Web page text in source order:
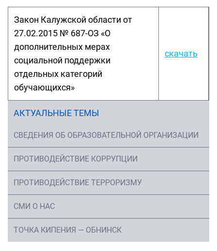
Закон Калужской области от
27.02.2015 № 687-ОЗ «О
дополнительных мерах
социальной поддержки
отдельных категорий
обучающихся»
скачать
АКТУАЛЬНЫЕ ТЕМЫ
СВЕДЕНИЯ ОБ ОБРАЗОВАТЕЛЬНОЙ ОРГАНИЗАЦИИ
ПРОТИВОДЕЙСТВИЕ КОРРУПЦИИ
ПРОТИВОДЕЙСТВИЕ ТЕРРОРИЗМУ
СМИ О НАС
ТОЧКА КИПЕНИЯ — ОБНИНСК